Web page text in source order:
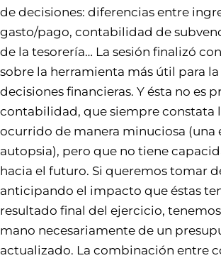
de decisiones: diferencias entre
gasto/pago, contabilidad de
de la tesorería… La sesión finalizó
sobre la herramienta más útil para
decisiones financieras. Y ésta no es
contabilidad, que siempre constata
ocurrido de manera minuciosa (una
autopsia), pero que no tiene
hacia el futuro. Si queremos tomar
anticipando el impacto que éstas
resultado final del ejercicio,
mano necesariamente de un
actualizado. La combinación entre